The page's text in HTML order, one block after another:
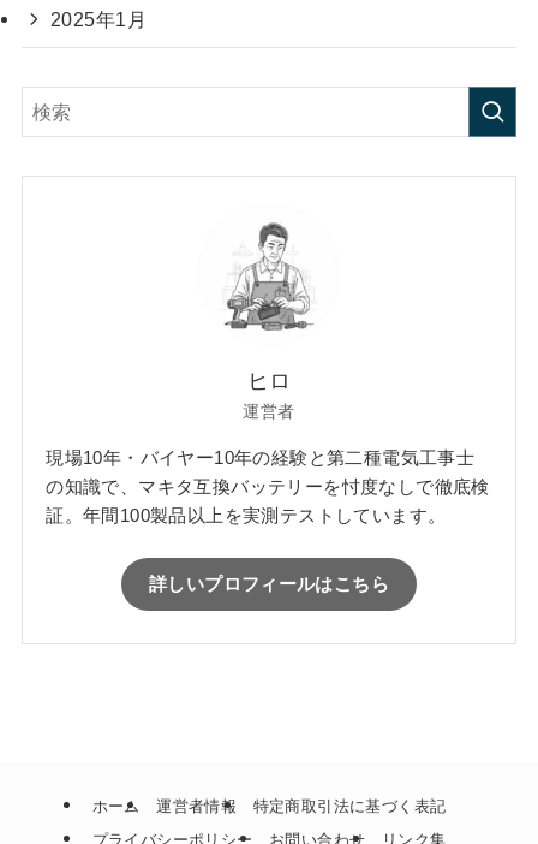
2025年1月
ヒロ
運営者
現場10年・バイヤー10年の経験と第二種電気工事士
の知識で、マキタ互換バッテリーを忖度なしで徹底検
証。年間100製品以上を実測テストしています。
詳しいプロフィールはこちら
ホーム 運営者情報
特定商取引法に基づく表記
プライバシーポリシー
お問い合わせ リンク集